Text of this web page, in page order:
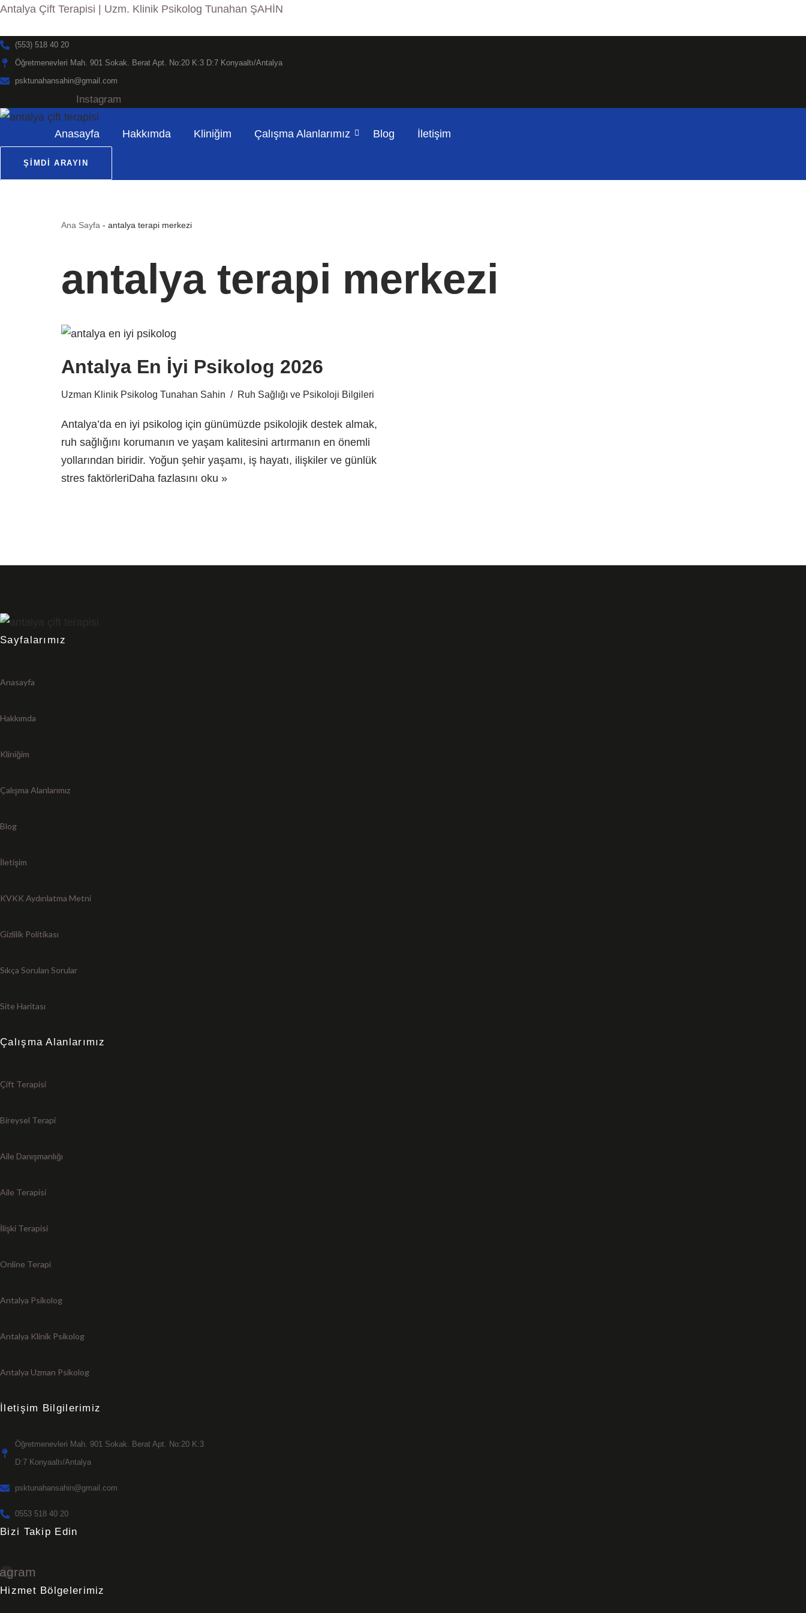
İçeriğe
geç
Antalya Çift Terapisi | Uzm. Klinik Psikolog Tunahan ŞAHİN
(553) 518 40 20
Öğretmenevleri Mah. 901 Sokak. Berat Apt. No:20 K:3 D:7 Konyaaltı/Antalya
psktunahansahin@gmail.com
Instagram
Anasayfa Hakkımda Kliniğim Çalışma Alanlarımız Blog İletişim
ŞIMDI ARAYIN
Ana Sayfa - antalya terapi merkezi
antalya terapi merkezi
Antalya En İyi Psikolog 2026
Uzman Klinik Psikolog Tunahan Sahin Ruh Sağlığı ve Psikoloji Bilgileri
Antalya’da en iyi psikolog için günümüzde psikolojik destek almak,
ruh sağlığını korumanın ve yaşam kalitesini artırmanın en önemli
yollarından biridir. Yoğun şehir yaşamı, iş hayatı, ilişkiler ve günlük
stres faktörleriDaha fazlasını oku »
Sayfalarımız
Anasayfa
Hakkımda
Kliniğim
Çalışma Alanlarımız
Blog
İletişim
KVKK Aydınlatma Metni
Gizlilik Politikası
Sıkça Sorulan Sorular
Site Haritası
Çalışma Alanlarımız
Çift Terapisi
Bireysel Terapi
Aile Danışmanlığı
Aile Terapisi
İlişki Terapisi
Online Terapi
Antalya Psikolog
Antalya Klinik Psikolog
Antalya Uzman Psikolog
İletişim Bilgilerimiz
Öğretmenevleri Mah. 901 Sokak. Berat Apt. No:20 K:3
D:7 Konyaaltı/Antalya
psktunahansahin@gmail.com
0553 518 40 20
Bizi Takip Edin
Hizmet Bölgelerimiz